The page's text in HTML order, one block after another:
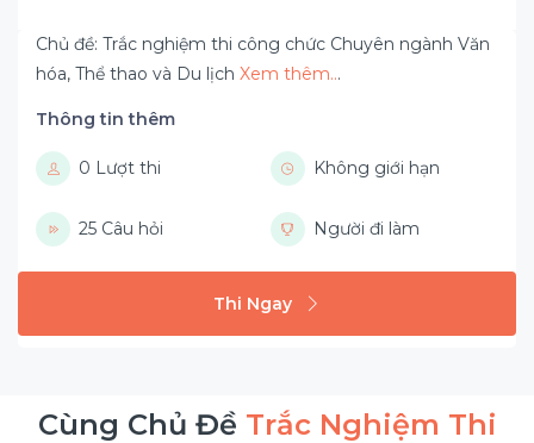
Chủ đề: Trắc nghiệm thi công chức Chuyên ngành Văn
hóa, Thể thao và Du lịch Xem thêm...
Thông tin thêm
0 Lượt thi Không giới hạn
25 Câu hỏi Người đi làm
Thi Ngay
Cùng Chủ Đề Trắc Nghiệm Thi